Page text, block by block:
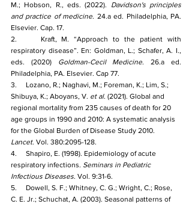
M.; Hobson, R., eds. (2022). Davidson's principles
and practice of medicine. 24.a ed. Philadelphia, PA.
Elsevier. Cap. 17.
2.     Kraft, M. “Approach to the patient with
respiratory disease”. En: Goldman, L.; Schafer, A. I.,
eds. (2020) Goldman-Cecil Medicine. 26.a ed.
Philadelphia, PA. Elsevier. Cap 77.
3.     Lozano, R.; Naghavi, M.; Foreman, K.; Lim, S.;
Shibuya, K.; Aboyans, V. et al. (2021). Global and
regional mortality from 235 causes of death for 20
age groups in 1990 and 2010: A systematic analysis
for the Global Burden of Disease Study 2010.
Lancet. Vol. 380:2095-128.
4.     Shapiro, E. (1998). Epidemiology of acute
respiratory infections. Seminars in Pediatric
Infectious Diseases. Vol. 9:31-6.
5.     Dowell, S. F.; Whitney, C. G.; Wright, C.; Rose,
C. E. Jr.; Schuchat, A. (2003). Seasonal patterns of